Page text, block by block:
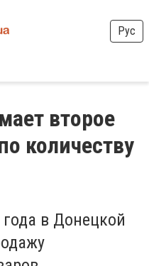
Рус
второе
количеству
в Донецкой